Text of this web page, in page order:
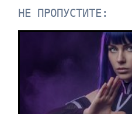
НЕ ПРОПУСТИТЕ: